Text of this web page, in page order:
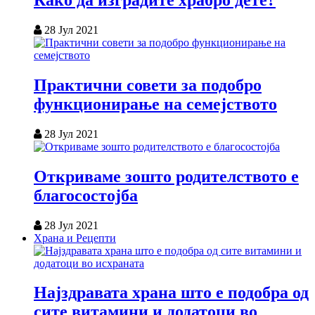
28 Јул 2021
Практични совети за подобро
функционирање на семејството
28 Јул 2021
Откриваме зошто родителството е
благосостојба
28 Јул 2021
Храна и Рецепти
Најздравата храна што е подобра од